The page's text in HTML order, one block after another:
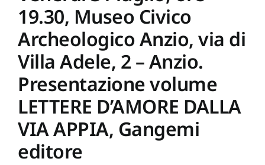
editore
19.30, Museo Civico
Archeologico Anzio, via di
Villa Adele, 2 – Anzio.
Presentazione volume
LETTERE D’AMORE DALLA
VIA APPIA, Gangemi
editore